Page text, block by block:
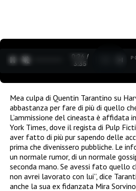
0:27 /
3:35
Mea culpa di Quentin Tarantino su
abbastanza per fare di più di quello
L’ammissione del cineasta è affidata
York Times, dove il regista di Pulp
aver fatto di più pur sapendo delle
prima che divenissero pubbliche. Le
un normale rumor, di un normale
seconda mano. Se avessi fato quello
non avrei lavorato con lui”, dice
anche la sua ex fidanzata Mira